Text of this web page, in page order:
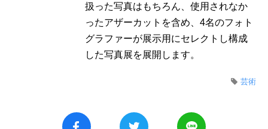
扱った写真はもちろん、使用されなか
ったアザーカットを含め、4名のフォト
グラファーが展示用にセレクトし構成
した写真展を展開します。
芸術